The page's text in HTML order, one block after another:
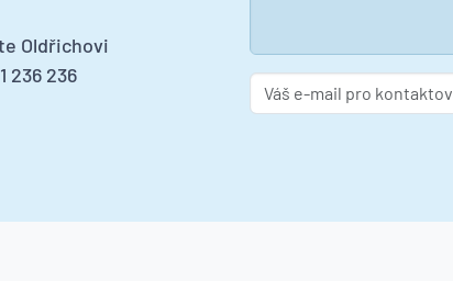
Oldřichovi
236 236